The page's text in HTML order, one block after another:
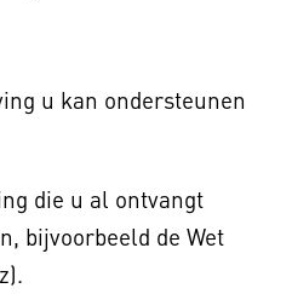
u kan ondersteunen
die u al ontvangt
bijvoorbeeld de Wet